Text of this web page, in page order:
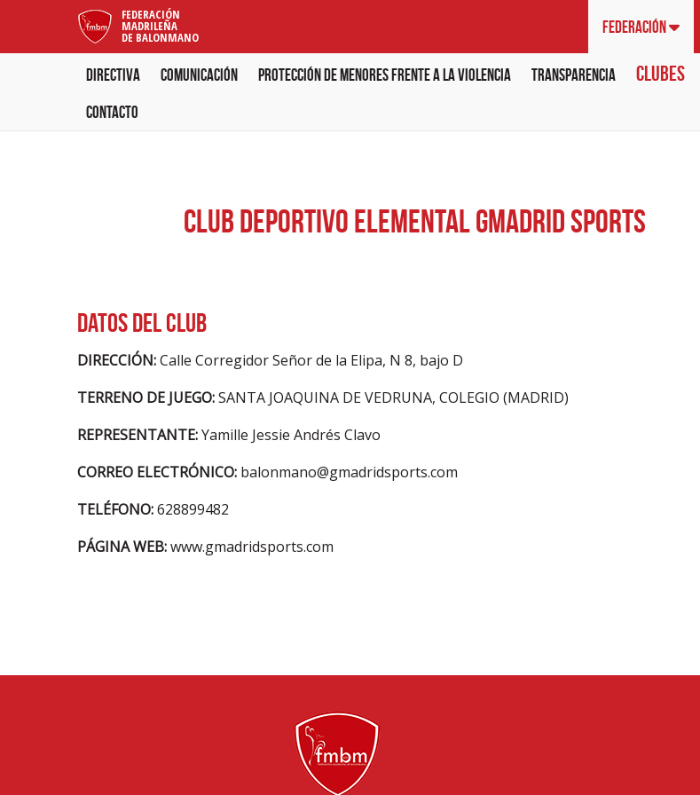
FEDERACIÓN
MADRILEÑA
DE BALONMANO
Federación
Directiva Comunicación Protección de menores frente a la violencia Transparencia Clubes
Contacto
CLUB DEPORTIVO ELEMENTAL GMADRID SPORTS
Datos del Club
DIRECCIÓN:Calle Corregidor Señor de la Elipa, N 8, bajo D
TERRENO DE JUEGO:SANTA JOAQUINA DE VEDRUNA, COLEGIO (MADRID)
REPRESENTANTE:Yamille Jessie Andrés Clavo
CORREO ELECTRÓNICO: balonmano@gmadridsports.com
TELÉFONO:628899482
PÁGINA WEB:www.gmadridsports.com